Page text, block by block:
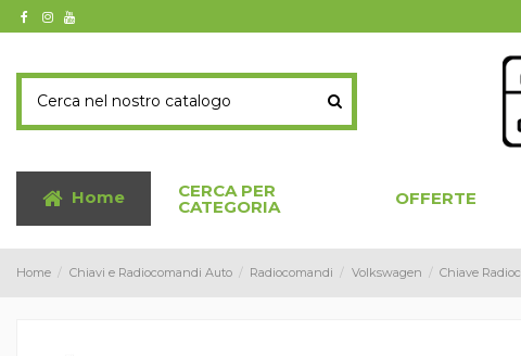
Home CERCA PER
CATEGORIA OFFERTE
Home Chiavi e Radiocomandi Auto Radiocomandi Volkswagen Chiave